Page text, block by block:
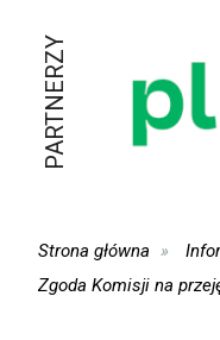
PARTNERZY
Strona główna
Zgoda Komisji na